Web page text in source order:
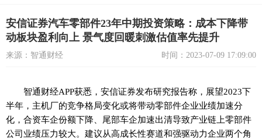
安信证券汽车零部件23年中期投资策略：成本下降带
动板块盈利向上 景气度回暖刺激估值率先提升
来源：智通财经 时间：2023-07-09 17:09:00
智通财经APP获悉，安信证券发布研究报告称，展望2023下
半年，主机厂的竞争格局变化或将带动零部件企业业绩加速分
化，合资车企份额下降、尾部车企加速出清导致产业链上零部件
公司业绩压力较大。建议从高成长性赛道和强驱动力企业两个角